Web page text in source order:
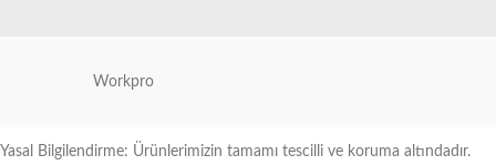
Workpro
Yasal Bilgilendirme: Ürünlerimizin tamamı tescilli ve koruma altındadır.